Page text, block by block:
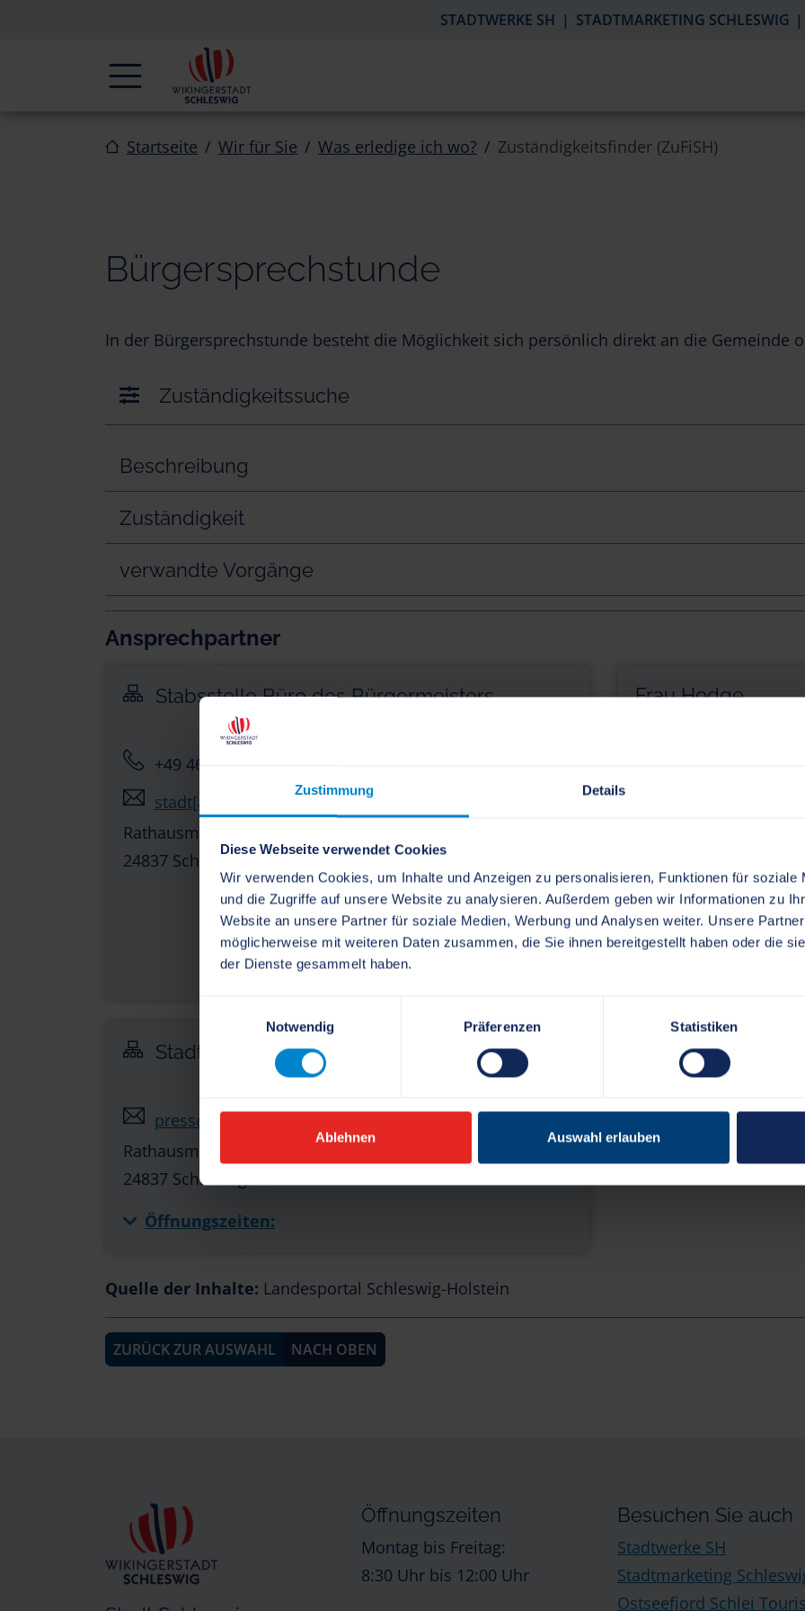
Zustimmung Details
Diese Webseite verwendet Cookies
Wir verwenden Cookies, um Inhalte und Anzeigen zu personalisieren, Funktionen für soziale
und die Zugriffe auf unsere Website zu analysieren. Außerdem geben wir Informationen zu
Website an unsere Partner für soziale Medien, Werbung und Analysen weiter. Unsere
möglicherweise mit weiteren Daten zusammen, die Sie ihnen bereitgestellt haben oder die
der Dienste gesammelt haben.
Notwendig
Präferenzen Statistiken
Ablehnen Auswahl erlauben
STADTWERKE SH STADTMARKETING SCHLESWIG
Navigation
Startseite Wir für Sie Was erledige ich wo? Zuständigkeitsfinder (ZuFiSH)
Bürgersprechstunde
In der Bürgersprechstunde besteht die Möglichkeit sich persönlich direkt an die Gemeinde
Zuständigkeitssuche
Beschreibung
Zuständigkeit
verwandte Vorgänge
Ansprechpartner
Stabsstelle Büro des Bürgermeisters
+49 4621 814-0
stadt[at]schleswig.de
Rathausmarkt 1
24837 Schleswig
Frau Hodge
+49 4621 814-109
Stadt Schleswig - Sachgebiet Verwaltung
presse[at]schleswig.de
Rathausmarkt 1
24837 Schleswig
Öffnungszeiten:
Quelle der Inhalte: Landesportal Schleswig-Holstein
ZURÜCK ZUR AUSWAHL NACH OBEN
Öffnungszeiten
Montag bis Freitag:
8:30 Uhr bis 12:00 Uhr
Besuchen Sie auch
Stadtwerke SH
Stadtmarketing
Ostseefjord Schlei